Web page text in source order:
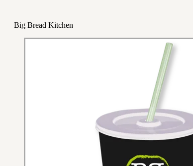
Big Bread Kitchen